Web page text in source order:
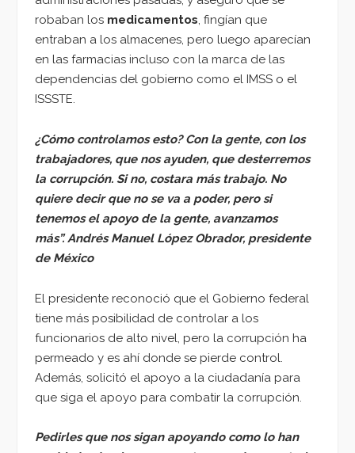
robaban los medicamentos, fingían que
entraban a los almacenes, pero luego aparecían
en las farmacias incluso con la marca de las
dependencias del gobierno como el IMSS o el
ISSSTE.
¿Cómo controlamos esto? Con la gente, con los
trabajadores, que nos ayuden, que desterremos
la corrupción. Si no, costara más trabajo. No
quiere decir que no se va a poder, pero si
tenemos el apoyo de la gente, avanzamos
más”. Andrés Manuel López Obrador, presidente
de México
El presidente reconoció que el Gobierno federal
tiene más posibilidad de controlar a los
funcionarios de alto nivel, pero la corrupción ha
permeado y es ahí donde se pierde control.
Además, solicitó el apoyo a la ciudadanía para
que siga el apoyo para combatir la corrupción.
Pedirles que nos sigan apoyando como lo han